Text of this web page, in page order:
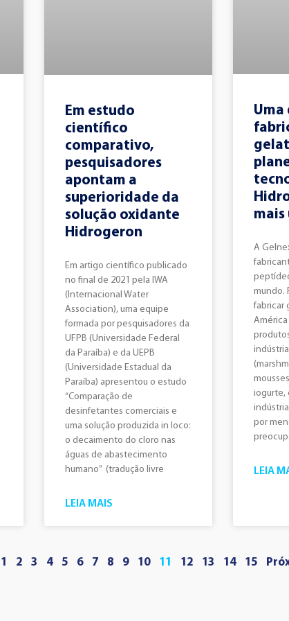
Em estudo
científico
comparativo,
pesquisadores
apontam a
superioridade da
solução oxidante
Hidrogeron
Em artigo científico publicado
no final de 2021 pela IWA
(Internacional Water
Association), uma equipe
formada por pesquisadores da
UFPB (Universidade Federal
da Paraíba) e da UEPB
(Universidade Estadual da
Paraíba) apresentou o estudo
“Comparação de
desinfetantes comerciais e
uma solução produzida in loco:
o decaimento do cloro nas
águas de abastecimento
humano” (tradução livre
LEIA MAIS
Uma
mais
A
mundo.
fabricar
América
iogurte,
por
LEIA
1 2 3 4 5 6 7 8 9 10 11 12 13 14 15